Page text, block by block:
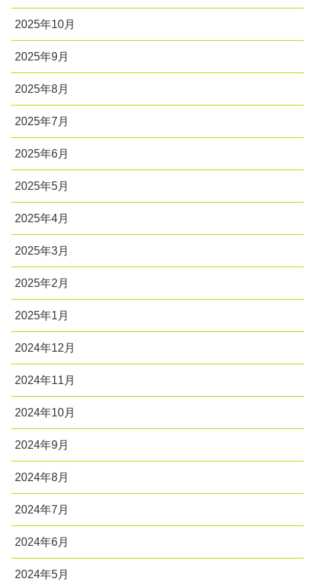
2025年10月
2025年9月
2025年8月
2025年7月
2025年6月
2025年5月
2025年4月
2025年3月
2025年2月
2025年1月
2024年12月
2024年11月
2024年10月
2024年9月
2024年8月
2024年7月
2024年6月
2024年5月